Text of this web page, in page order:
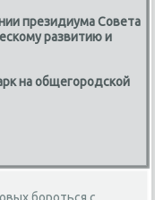
президиума Совета
развитию и
на общегородской